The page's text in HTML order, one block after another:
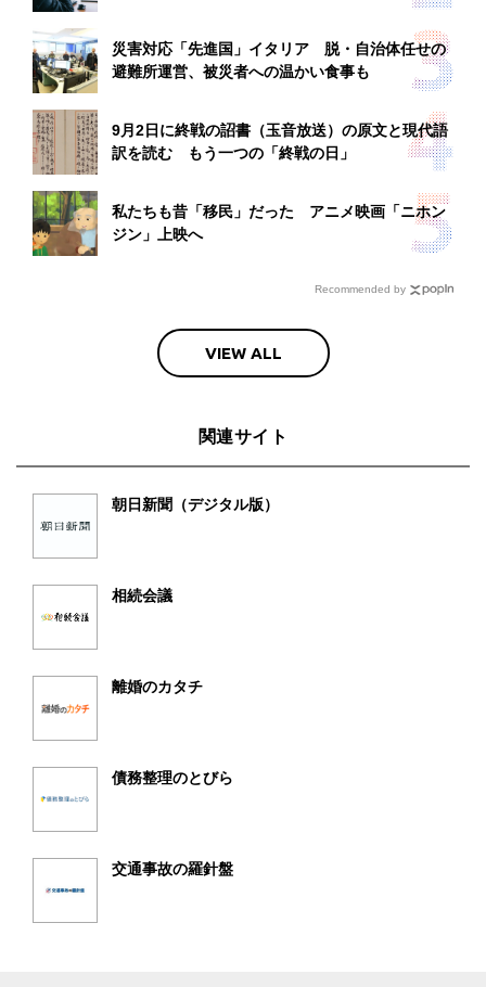
災害対応「先進国」イタリア 脱・自治体任せの
避難所運営、被災者への温かい食事も
9月2日に終戦の詔書（玉音放送）の原文と現代語
訳を読む もう一つの「終戦の日」
私たちも昔「移民」だった アニメ映画「ニホン
ジン」上映へ
Recommended by
VIEW ALL
関連サイト
朝日新聞（デジタル版）
相続会議
離婚のカタチ
債務整理のとびら
交通事故の羅針盤